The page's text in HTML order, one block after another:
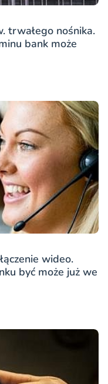
trwałego nośnika.
bank może
wideo.
być może już we